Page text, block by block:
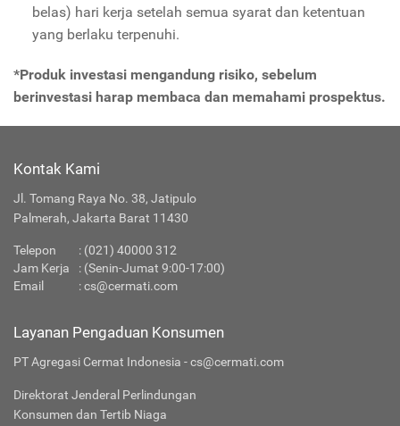
belas) hari kerja setelah semua syarat dan ketentuan
yang berlaku terpenuhi.
*Produk investasi mengandung risiko, sebelum
berinvestasi harap membaca dan memahami prospektus.
Kontak Kami
Jl. Tomang Raya No. 38, Jatipulo
Palmerah, Jakarta Barat 11430
Telepon : (021) 40000 312
Jam Kerja
: (Senin-Jumat 9:00-17:00)
Email
:cs@cermati.com
Layanan Pengaduan Konsumen
PT Agregasi Cermat Indonesia - cs@cermati.com
Direktorat Jenderal Perlindungan
Konsumen dan Tertib Niaga